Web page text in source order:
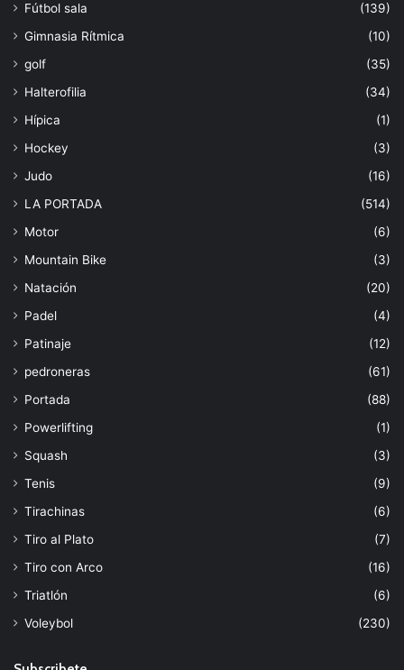
Fútbol sala
(139)
Gimnasia Rítmica
(10)
golf
(35)
Halterofilia
(34)
Hípica
(1)
Hockey
(3)
Judo
(16)
LA PORTADA
(514)
Motor
(6)
Mountain Bike
(3)
Natación
(20)
Padel
(4)
Patinaje
(12)
pedroneras
(61)
Portada
(88)
Powerlifting
(1)
Squash
(3)
Tenis
(9)
Tirachinas
(6)
Tiro al Plato
(7)
Tiro con Arco
(16)
Triatlón
(6)
Voleybol
(230)